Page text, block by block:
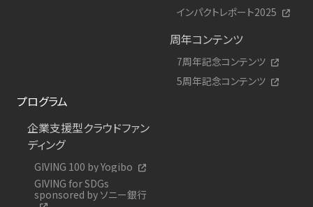
インパクトレポート2025
周年コンテンツ
7周年記念コンテンツ
5周年記念コンテンツ
プログラム
企業支援型クラウドファン
ディング
GIVING 100 by Yogibo
GIVING for SDGs
sponsored by ソニー銀行